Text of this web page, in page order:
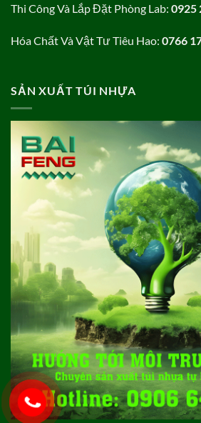
Thi Công Và Lắp Đặt Phòng Lab: 0925
Hóa Chất Và Vật Tư Tiêu Hao: 0766
SẢN XUẤT TÚI NHỰA